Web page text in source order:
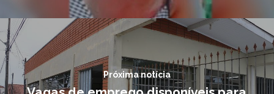
Próxima notícia